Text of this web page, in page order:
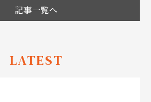
記事一覧へ
LATEST